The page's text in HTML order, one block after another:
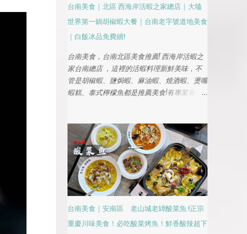
台南美食｜北區 西海岸活蝦之家總店｜大嗑
世界第一鍋胡椒蝦大餐｜台南老字號道地美食
｜白飯冰品免費續!
台南美食，台南北區美食推薦! 西海岸活蝦之
家台南總店 ，這裡的活蝦料理新鮮美味，不
管是胡椒蝦、鹽焗蝦、麻油蝦、燒酒蝦、燙嘴
蝦糕、泰式檸檬魚都是推薦美食!有專業養蝦
理，不管是家人或公司聚餐都是台南聚餐的首
選之一
台南美食｜安南區 老山城老罈酸菜魚 !正宗
重慶川味美食！必吃酸菜烤魚！鮮香酸辣超下